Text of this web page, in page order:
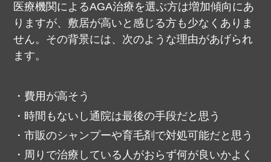
医療機関によるAGA治療を選ぶ方は増加傾向にあ
りますが、敷居が高いと感じる方も少なくありま
せん。 その背景には、次のような理由があげられ
ます。
費用が高そう
時間もないし通院は最後の手段だと思う
市販のシャンプーや育毛剤で対処可能だと思う
周りで治療している人がおらず何が良いかよく